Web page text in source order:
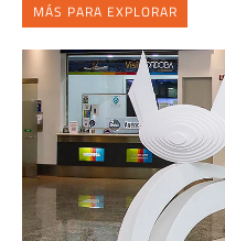
MÁS PARA EXPLORAR